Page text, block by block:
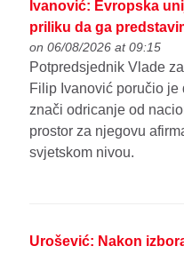
Ivanović: Evropska
priliku da ga
on 06/08/2026 at 09:15
Potpredsjednik Vlade
Filip Ivanović poručio
znači odricanje od
prostor za njegovu
svjetskom nivou.
Urošević: Nakon